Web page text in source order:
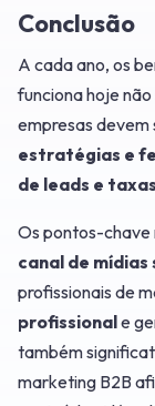
Conclusão
A cada ano, os
funciona hoje
empresas
estratégias e
de leads e
Os pontos-chave
canal de mídias
profissionais de
profissionale
também
marketing B2B